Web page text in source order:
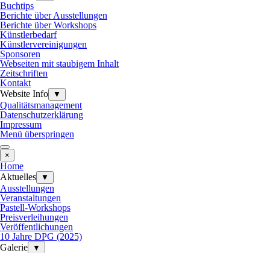
Buchtips
Berichte über Ausstellungen
Berichte über Workshops
Künstlerbedarf
Künstlervereinigungen
Sponsoren
Webseiten mit staubigem Inhalt
Zeitschriften
Kontakt
Website Info
▼
Qualitätsmanagement
Datenschutzerklärung
Impressum
Menü überspringen
×
Home
Aktuelles
▼
Ausstellungen
Veranstaltungen
Pastell-Workshops
Preisverleihungen
Veröffentlichungen
10 Jahre DPG (2025)
Galerie
▼